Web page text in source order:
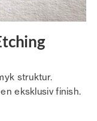
struktur.
eksklusiv finish.